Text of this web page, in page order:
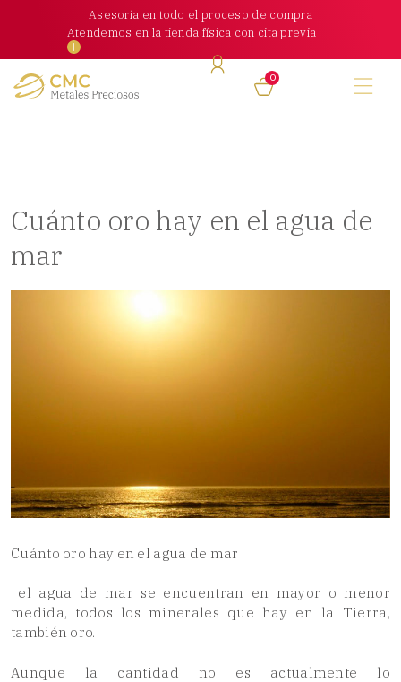
Asesoría en todo el proceso de compra
Atendemos en la tienda física con cita previa
0
Cuánto oro hay en el agua de
mar
Cuánto oro hay en el agua de mar
el agua de mar se encuentran en mayor o menor
medida, todos los minerales que hay en la Tierra,
también oro.
Aunque la cantidad no es actualmente lo